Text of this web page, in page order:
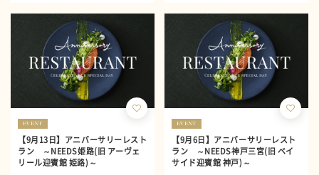
EVENT
【9月13日】アニバーサリーレスト
ラン ～NEEDS姫路(旧 アーヴェ
リール迎賓館 姫路)～
EVENT
【9月6日】アニバーサリーレスト
ラン ～NEEDS神戸三宮(旧 ベイ
サイド迎賓館 神戸)～